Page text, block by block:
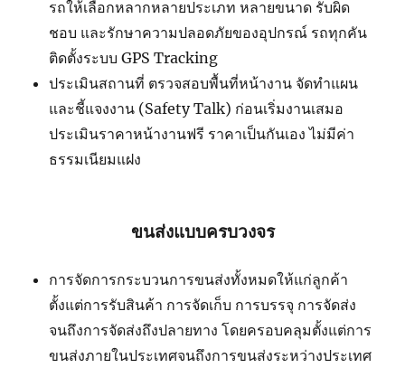
รถให้เลือกหลากหลายประเภท หลายขนาด รับผิด
ชอบ และรักษาความปลอดภัยของอุปกรณ์ รถทุกคัน
ติดตั้งระบบ GPS Tracking
ประเมินสถานที่ ตรวจสอบพื้นที่หน้างาน จัดทำแผน
และชี้แจงงาน (Safety Talk) ก่อนเริ่มงานเสมอ
ประเมินราคาหน้างานฟรี ราคาเป็นกันเอง ไม่มีค่า
ธรรมเนียมแฝง
ขนส่งแบบครบวงจร
การจัดการกระบวนการขนส่งทั้งหมดให้แก่ลูกค้า
ตั้งแต่การรับสินค้า การจัดเก็บ การบรรจุ การจัดส่ง
จนถึงการจัดส่งถึงปลายทาง โดยครอบคลุมตั้งแต่การ
ขนส่งภายในประเทศจนถึงการขนส่งระหว่างประเทศ